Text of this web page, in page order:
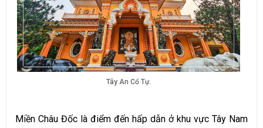
Tây An Cổ Tự.
Miền Châu Đốc là điểm đến hấp dẫn ở khu vực Tây Nam